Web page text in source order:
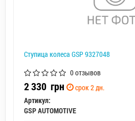
Ступица колеса GSP 9327048
0 отзывов
2 330 грн
срок 2 дн.
Артикул:
GSP AUTOMOTIVE